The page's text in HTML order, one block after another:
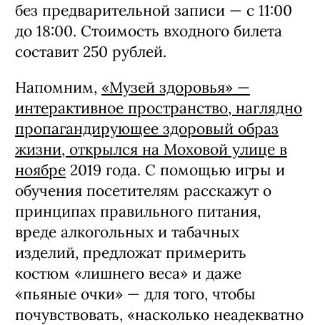
без предварительной записи — с 11:00
до 18:00. Стоимость входного билета
составит 250 рублей.
Напомним, «Музей здоровья» —
интерактивное пространство, наглядно
пропагандирующее здоровый образ
жизни, открылся на Моховой улице в
ноябре 2019 года. С помощью игры и
обучения посетителям расскажут о
принципах правильного питания,
вреде алкогольных и табачных
изделий, предложат примерить
костюм «лишнего веса» и даже
«пьяные очки» — для того, чтобы
почувствовать, «насколько неадекватно